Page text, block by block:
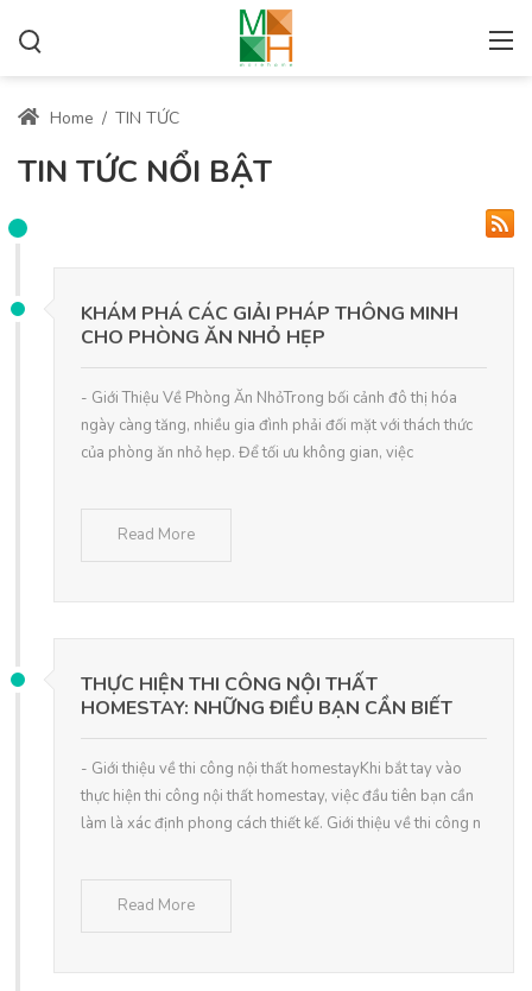
Home / TIN TỨC
TIN TỨC NỔI BẬT
KHÁM PHÁ CÁC GIẢI PHÁP THÔNG MINH
CHO PHÒNG ĂN NHỎ HẸP
- Giới Thiệu Về Phòng Ăn NhỏTrong bối cảnh đô thị hóa
ngày càng tăng, nhiều gia đình phải đối mặt với thách thức
của phòng ăn nhỏ hẹp. Để tối ưu không gian, việc
Read More
THỰC HIỆN THI CÔNG NỘI THẤT
HOMESTAY: NHỮNG ĐIỀU BẠN CẦN BIẾT
- Giới thiệu về thi công nội thất homestayKhi bắt tay vào
thực hiện thi công nội thất homestay, việc đầu tiên bạn cần
làm là xác định phong cách thiết kế. Giới thiệu về thi công n
Read More